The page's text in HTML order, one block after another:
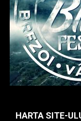
HARTA SITE-